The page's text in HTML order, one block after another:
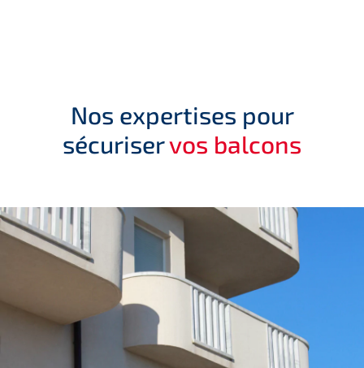
Nos expertises pour
sécuriservos balcons